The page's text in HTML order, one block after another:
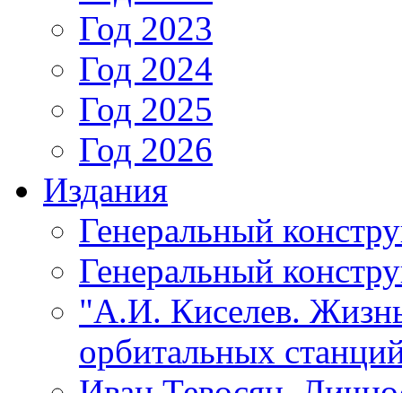
Год 2023
Год 2024
Год 2025
Год 2026
Издания
Генеральный
Генеральный
"А.И. Киселев.
орбитальных